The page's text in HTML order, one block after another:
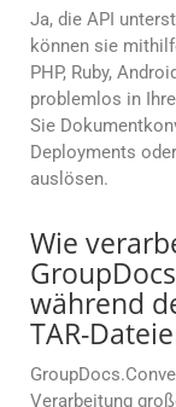
Ja, die API
können sie
PHP, Ruby,
problemlos in
Sie
Deployments
auslösen.
Wie
während
TAR-
Verarbeitung